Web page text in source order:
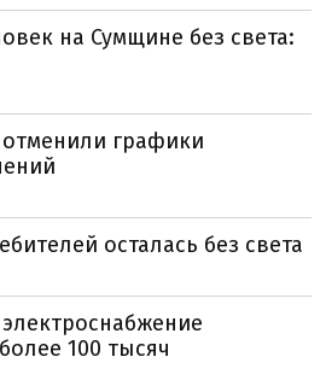
на Сумщине без света:
графики
осталась без света
100 тысяч